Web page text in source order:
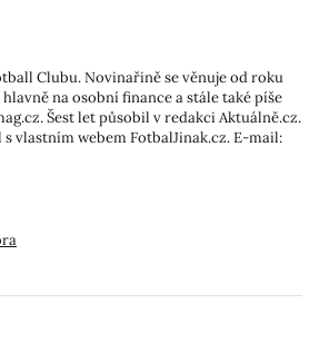
Clubu. Novinařině se věnuje od roku
na osobní finance a stále také píše
Šest let působil v redakci Aktuálně.cz.
vlastním webem FotbalJinak.cz. E-mail: